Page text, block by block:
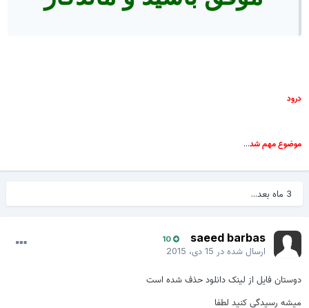
مهم شد...
saeed barbas
ارسال شده در15 دی، 2015
فایل از لینک دانلود حذف شده است
رسیدگی کنید لطفا